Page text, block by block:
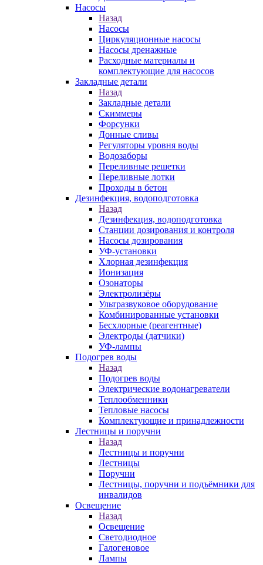
Насосы
Назад
Насосы
Циркуляционные насосы
Насосы дренажные
Расходные материалы и
комплектующие для насосов
Закладные детали
Назад
Закладные детали
Скиммеры
Форсунки
Донные сливы
Регуляторы уровня воды
Водозаборы
Переливные решетки
Переливные лотки
Проходы в бетон
Дезинфекция, водоподготовка
Назад
Дезинфекция, водоподготовка
Станции дозирования и контроля
Насосы дозирования
УФ-установки
Хлорная дезинфекция
Ионизация
Озонаторы
Электролизёры
Ультразвуковое оборудование
Комбинированные установки
Бесхлорные (реагентные)
Электроды (датчики)
УФ-лампы
Подогрев воды
Назад
Подогрев воды
Электрические водонагреватели
Теплообменники
Тепловые насосы
Комплектующие и принадлежности
Лестницы и поручни
Назад
Лестницы и поручни
Лестницы
Поручни
Лестницы, поручни и подъёмники для
инвалидов
Освещение
Назад
Освещение
Светодиодное
Галогеновое
Лампы